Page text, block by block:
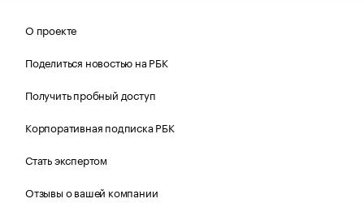
О проекте
Поделиться новостью на РБК
Получить пробный доступ
Корпоративная подписка РБК
Стать экспертом
Отзывы о вашей компании